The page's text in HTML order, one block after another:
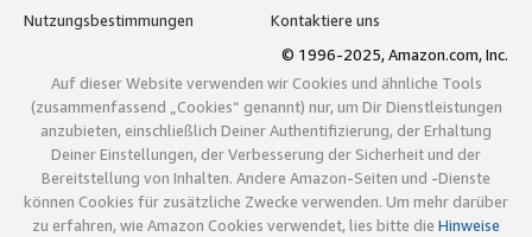
Nutzungsbestimmungen
Kontaktiere uns
© 1996-2025, Amazon.com, Inc.
Auf dieser Website verwenden wir Cookies und ähnliche Tools
(zusammenfassend „Cookies“ genannt) nur, um Dir Dienstleistungen
anzubieten, einschließlich Deiner Authentifizierung, der Erhaltung
Deiner Einstellungen, der Verbesserung der Sicherheit und der
Bereitstellung von Inhalten. Andere Amazon-Seiten und -Dienste
können Cookies für zusätzliche Zwecke verwenden. Um mehr darüber
zu erfahren, wie Amazon Cookies verwendet, lies bitte die Hinweise